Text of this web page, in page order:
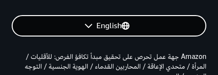
English
Amazon جهة عمل تحرص على تحقيق مبدأ تكافؤ الفرص: للأقليات /
المرأة / متحدي الإعاقة / المحاربين القدماء / الهوية الجنسية / التوجه